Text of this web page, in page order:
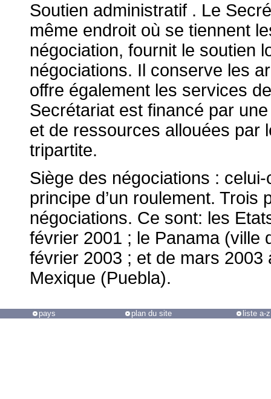
Soutien administratif . Le
même endroit où se tiennent
négociation, fournit le soutien
négociations. Il conserve les
offre également les services
Secrétariat est financé par
et de ressources allouées par
tripartite.
Siège des négociations :
principe d’un roulement.
négociations. Ce sont: les
février 2001 ; le Panama (ville
février 2003 ; et de mars
Mexique (Puebla).
pays plan du site liste a-z